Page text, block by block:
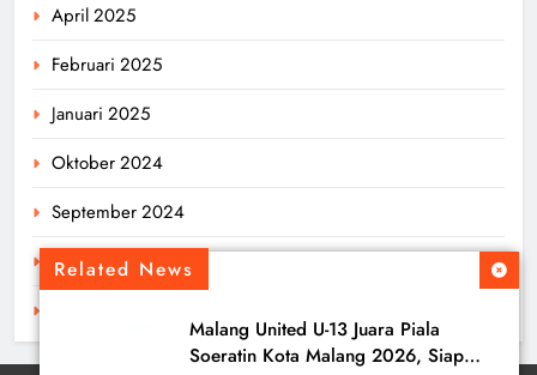
Related News
Malang United U-13 Juara Piala
Soeratin Kota Malang 2026, Siap
April 2025
Februari 2025
Januari 2025
Oktober 2024
September 2024
Agustus 2024